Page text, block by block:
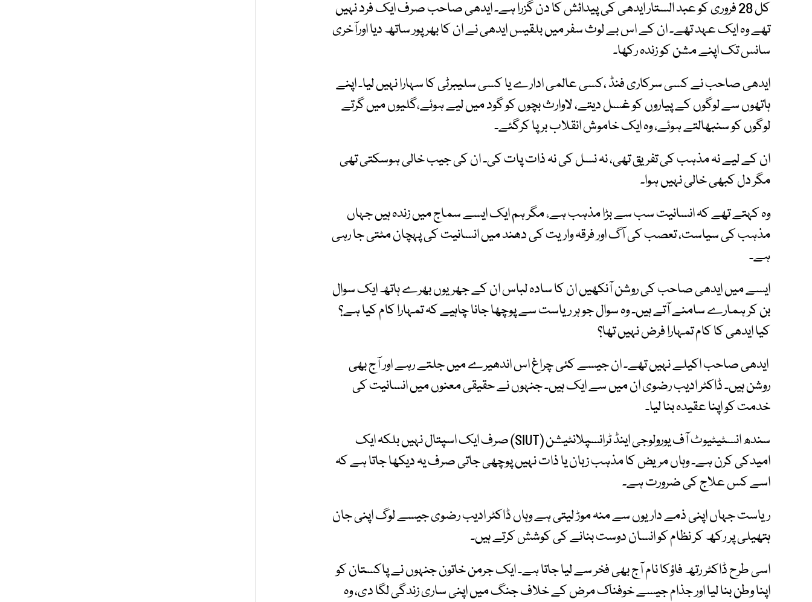
کل 28 فروری کو عبد الستار ایدھی کی پیدائش کا دن گزرا ہے۔ ایدھی صاحب صرف ایک فرد نہیں
تھے وہ ایک عہد تھے۔ ان کے اس بے لوث سفر میں بلقیس ایدھی نے ان کا بھرپور ساتھ دیا اورآخری
سانس تک اپنے مشن کو زندہ رکھا۔
ایدھی صاحب نے کسی سرکاری فنڈ ،کسی عالمی ادارے یا کسی سلیبرٹی کا سہارا نہیں لیا۔ اپنے
ہاتھوں سے لوگوں کے پیاروں کو غسل دیتے، لاوارث بچوں کو گود میں لیے ہوئے،گلیوں میں گرتے
لوگوں کو سنبھالتے ہوئے، وہ ایک خاموش انقلاب برپا کرگئے۔
ان کے لیے نہ مذہب کی تفریق تھی، نہ نسل کی نہ ذات پات کی۔ ان کی جیب خالی ہوسکتی تھی
مگر دل کبھی خالی نہیں ہوا۔
وہ کہتے تھے کہ انسانیت سب سے بڑا مذہب ہے، مگر ہم ایک ایسے سماج میں زندہ ہیں جہاں
مذہب کی سیاست، تعصب کی آگ اور فرقہ واریت کی دھند میں انسانیت کی پہچان مٹتی جا رہی
ہے۔
ایسے میں ایدھی صاحب کی روشن آنکھیں ان کا سادہ لباس ان کے جھریوں بھرے ہاتھ ایک سوال
بن کر ہمارے سامنے آتے ہیں۔ وہ سوال جو ہر ریاست سے پوچھا جانا چاہیے کہ تمہارا کام کیا ہے؟
کیا ایدھی کا کام تمہارا فرض نہیں تھا؟
ایدھی صاحب اکیلے نہیں تھے۔ ان جیسے کئی چراغ اس اندھیرے میں جلتے رہے اور آج بھی
روشن ہیں۔ ڈاکٹر ادیب رضوی ان میں سے ایک ہیں۔ جنہوں نے حقیقی معنوں میں انسانیت کی
خدمت کو اپنا عقیدہ بنا لیا۔
سندھ انسٹیٹیوٹ آف یورولوجی اینڈ ٹرانسپلانٹیشن (SIUT) صرف ایک اسپتال نہیں بلکہ ایک
امیدکی کرن ہے۔ وہاں مریض کا مذہب زبان یا ذات نہیں پوچھی جاتی صرف یہ دیکھا جاتا ہے کہ
اسے کس علاج کی ضرورت ہے۔
ریاست جہاں اپنی ذمے داریوں سے منہ موڑ لیتی ہے وہاں ڈاکٹر ادیب رضوی جیسے لوگ اپنی جان
ہتھیلی پر رکھ کر نظام کو انسان دوست بنانے کی کوشش کرتے ہیں۔
اسی طرح ڈاکٹر رتھ فاؤکا نام آج بھی فخر سے لیا جاتا ہے۔ ایک جرمن خاتون جنہوں نے پاکستان کو
اپنا وطن بنا لیا اور جذام جیسے خوفناک مرض کے خلاف جنگ میں اپنی ساری زندگی لگا دی، وہ